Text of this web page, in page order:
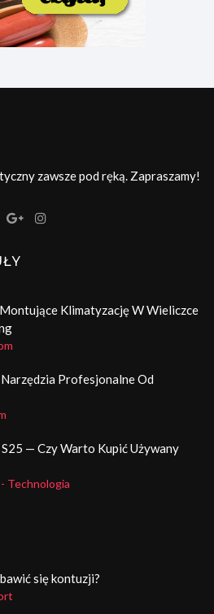
zawsze pod ręką. Zapraszamy!
Klimatyzację W Wieliczce
Narzędzia Profesjonalne Od
— Czy Warto Kupić Używany
- Technologia
się kontuzji?